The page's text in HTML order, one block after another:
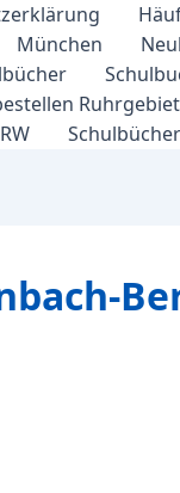
München